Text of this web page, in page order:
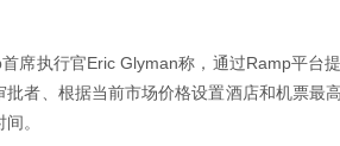
席执行官Eric Glyman称，通过Ramp平台
批者、根据当前市场价格设置酒店和机票最
。